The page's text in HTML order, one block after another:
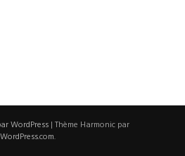
WordPress | Thème Harmonic par
WordPress.com.